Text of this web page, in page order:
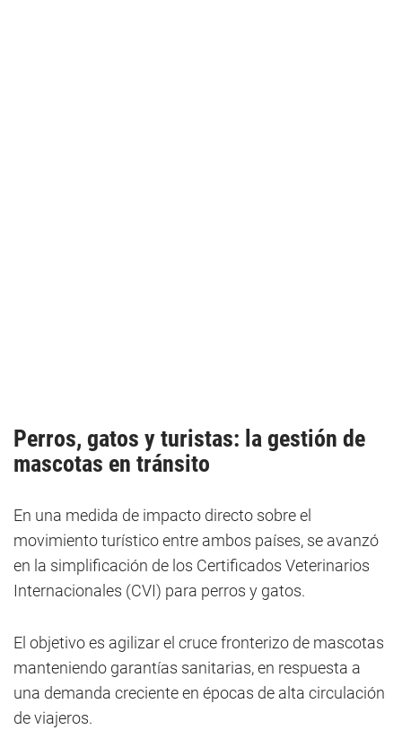
Perros, gatos y turistas: la gestión de
mascotas en tránsito
En una medida de impacto directo sobre el
movimiento turístico entre ambos países, se avanzó
en la simplificación de los Certificados Veterinarios
Internacionales (CVI) para perros y gatos.
El objetivo es agilizar el cruce fronterizo de mascotas
manteniendo garantías sanitarias, en respuesta a
una demanda creciente en épocas de alta circulación
de viajeros.